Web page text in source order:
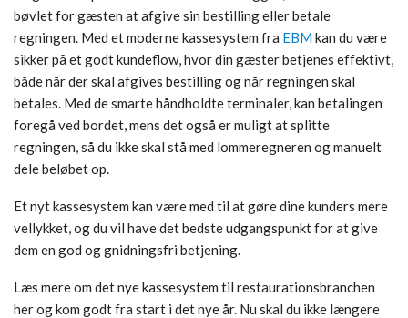
bøvlet for gæsten at afgive sin bestilling eller betale
regningen. Med et moderne kassesystem fra EBMkan du være
sikker på et godt kundeflow, hvor din gæster betjenes effektivt,
både når der skal afgives bestilling og når regningen skal
betales. Med de smarte håndholdte terminaler, kan betalingen
foregå ved bordet, mens det også er muligt at splitte
regningen, så du ikke skal stå med lommeregneren og manuelt
dele beløbet op.
Et nyt kassesystem kan være med til at gøre dine kunders mere
vellykket, og du vil have det bedste udgangspunkt for at give
dem en god og gnidningsfri betjening.
Læs mere om det nye kassesystem til restaurationsbranchen
her og kom godt fra start i det nye år. Nu skal du ikke længere